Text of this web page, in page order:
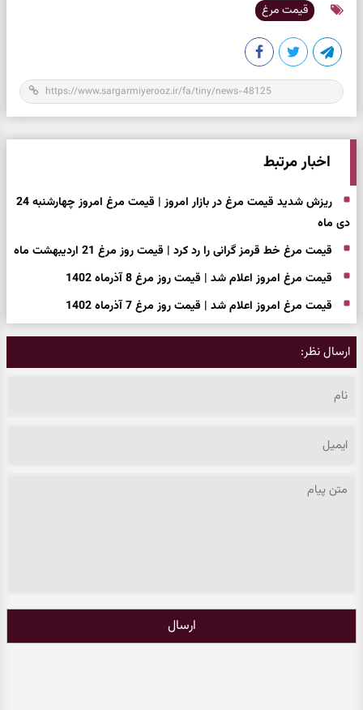
قیمت مرغ
اخبار مرتبط
ریزش شدید قیمت مرغ در بازار امروز | قیمت مرغ امروز چهارشنبه 24
دی ماه
قیمت مرغ خط قرمز گرانی را رد کرد | قیمت روز مرغ 21 اردیبهشت ماه
قیمت مرغ امروز اعلام شد | قیمت روز مرغ 8 آذرماه 1402
قیمت مرغ امروز اعلام شد | قیمت روز مرغ 7 آذرماه 1402
ارسال نظر:
ارسال